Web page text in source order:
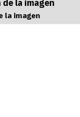
la imagen